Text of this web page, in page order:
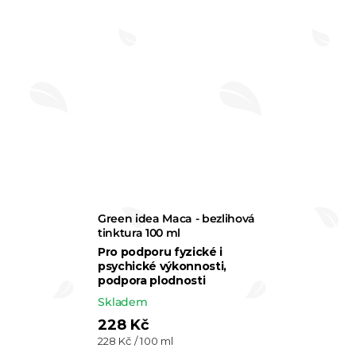
Green idea Maca - bezlihová
tinktura 100 ml
Pro podporu fyzické i
psychické výkonnosti,
podpora plodnosti
Skladem
228 Kč
Měrná
228 Kč / 100 ml